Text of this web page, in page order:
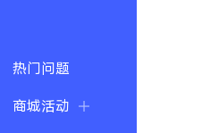
热门问题
商城活动